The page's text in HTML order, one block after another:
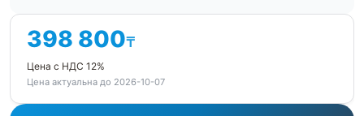
398 800₸
Цена с НДС 12%
Цена актуальна до 2026-10-07